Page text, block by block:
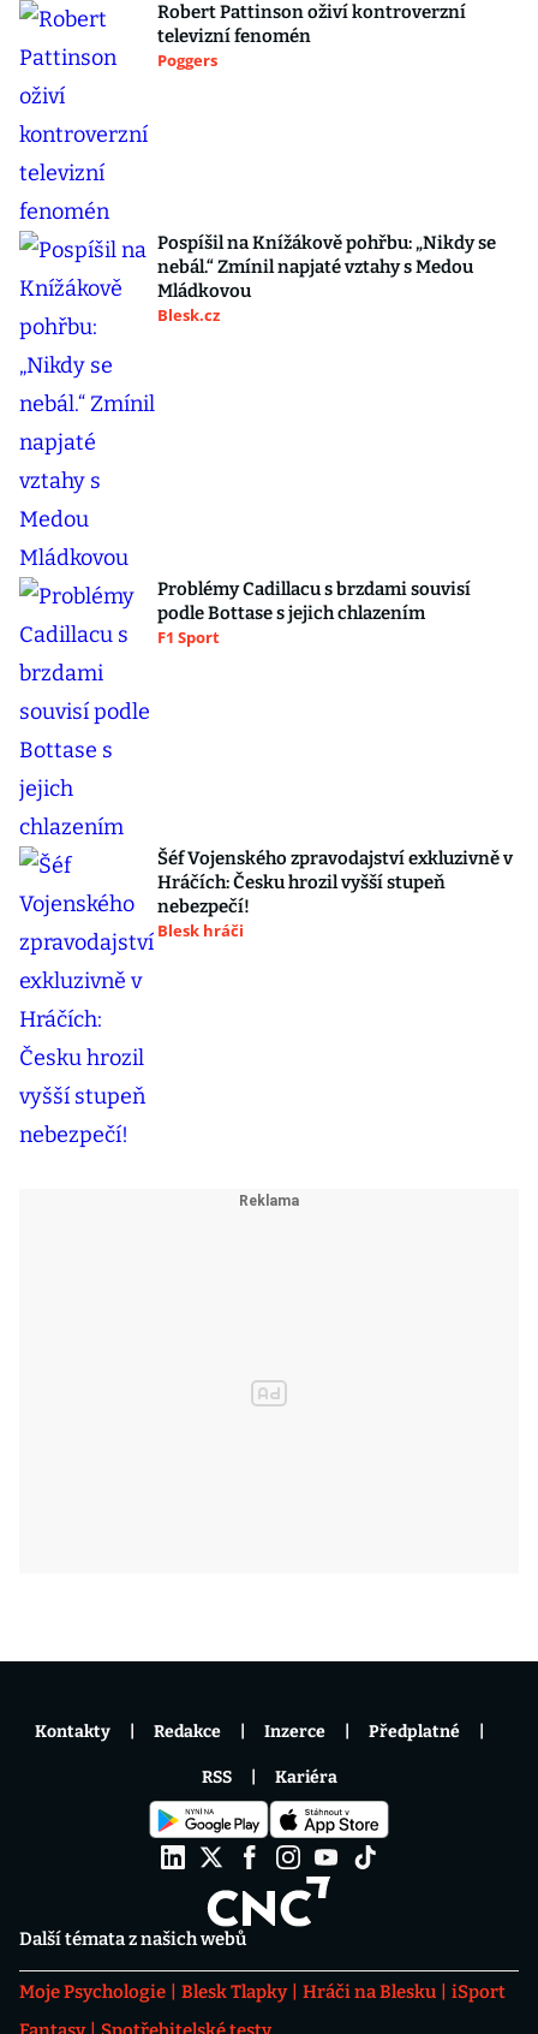
Robert Pattinson oživí kontroverzní
televizní fenomén
Poggers
Pospíšil na Knížákově pohřbu: „Nikdy se
nebál.“ Zmínil napjaté vztahy s Medou
Mládkovou
Blesk.cz
Problémy Cadillacu s brzdami souvisí
podle Bottase s jejich chlazením
F1 Sport
Šéf Vojenského zpravodajství exkluzivně v
Hráčích: Česku hrozil vyšší stupeň
nebezpečí!
Blesk hráči
Další témata z našich webů
Moje Psychologie Blesk Tlapky Hráči na Blesku
iSport
Kontakty Redakce Inzerce Předplatné
RSS Kariéra